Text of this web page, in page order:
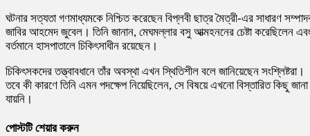
ঘটনার সত্যতা গণমাধ্যমকে নিশ্চিত করেছেন বিপ্লবী ছাত্র মৈত্রী-এর সাধারণ
জাবির আহমেদ জুবেল । তিনি জানান, মেঘমল্লার বসু আত্মহননের চেষ্টা করেছিলেন
বর্তমানে হাসপাতালে চিকিৎসাধীন রয়েছেন।
চিকিৎসকদের তত্ত্বাবধানে তাঁর অবস্থা এখন স্থিতিশীল বলে জানিয়েছেন সংশ্লিষ্টরা।
তবে কী কারণে তিনি এমন পদক্ষেপ নিয়েছিলেন, সে বিষয়ে এখনো বিস্তারিত কিছু জানা
যায়নি।
পোস্টটি শেয়ার করুন